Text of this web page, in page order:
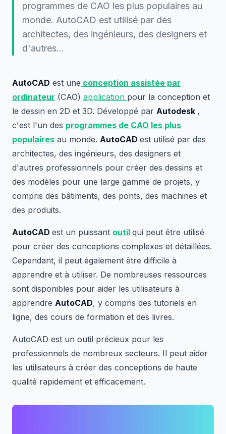
programmes de CAO les plus populaires au
monde. AutoCAD est utilisé par des
architectes, des ingénieurs, des designers et
d'autres...
AutoCAD est une conception assistée par
ordinateur (CAO) application pour la conception et
le dessin en 2D et 3D. Développé par Autodesk ,
c'est l'un des programmes de CAO les plus
populaires au monde. AutoCAD est utilisé par des
architectes, des ingénieurs, des designers et
d'autres professionnels pour créer des dessins et
des modèles pour une large gamme de projets, y
compris des bâtiments, des ponts, des machines et
des produits.
AutoCAD est un puissant outil qui peut être utilisé
pour créer des conceptions complexes et détaillées.
Cependant, il peut également être difficile à
apprendre et à utiliser. De nombreuses ressources
sont disponibles pour aider les utilisateurs à
apprendre AutoCAD, y compris des tutoriels en
ligne, des cours de formation et des livres.
AutoCAD est un outil précieux pour les
professionnels de nombreux secteurs. Il peut aider
les utilisateurs à créer des conceptions de haute
qualité rapidement et efficacement.